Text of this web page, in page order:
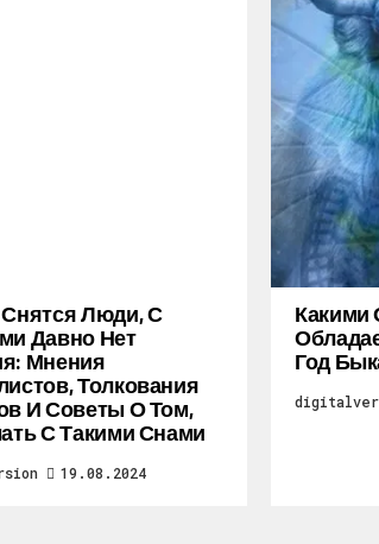
Люди, С
Давно Нет
Мнения
Толкования
И Советы О Том,
С Такими Снами
19.08.2024
Какими
Год